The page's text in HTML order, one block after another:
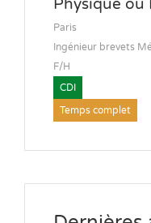
Paris
Ingénieur brevets
F/H
CDI
Temps complet